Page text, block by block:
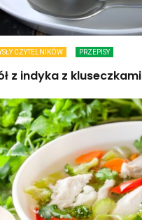
CZYTELNIKÓW PRZEPISY
z indyka z kluseczkami